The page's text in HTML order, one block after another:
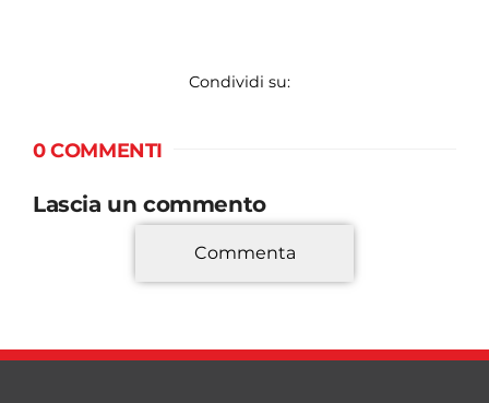
Condividi su:
0 COMMENTI
Lascia un commento
*
Commenta